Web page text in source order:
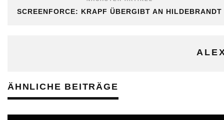
SCREENFORCE: KRAPF ÜBERGIBT AN HILDEBRANDT
ÄHNLICHE BEITRÄGE